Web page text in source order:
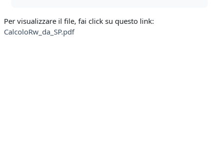
Per visualizzare il file, fai click su questo link:
CalcoloRw_da_SP.pdf